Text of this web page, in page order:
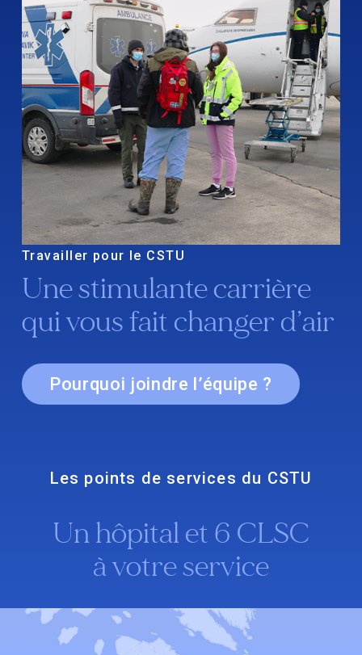
Travailler pour le CSTU
Une stimulante carrière
qui vous fait changer d’air
Pourquoi joindre l’équipe ?
Les points de services du CSTU
Un hôpital et 6 CLSC
à votre service